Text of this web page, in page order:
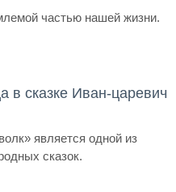
частью нашей жизни.
в сказке Иван-царевич
является одной из
сказок.